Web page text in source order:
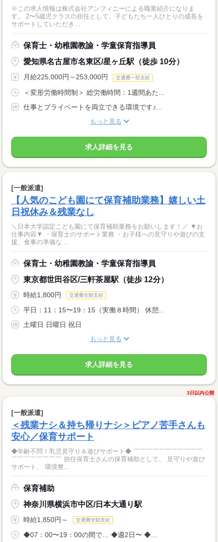
※この求人情報は株式会社アンフィニーによる職業紹介になりま
す。 2〜5歳児クラスの担任として、子どもたち一人ひとりの成長を
サポートしていただき...
保育士・幼稚園教諭・学童保育指導員
愛知県名古屋市名東区/星ヶ丘駅（徒歩 10分）
月給225,000円～253,000円 交通費一部支給
＜変形労働時間制＞ 総労働時間：1週間あた...
仕事とプライベートを両立できる環境です♪...
もっと見る
求人詳細を見る
[一般派遣]
【人気のこども園にて保育補助業務】嬉しい土
日祝休み＆残業なし
＼日本大学認定こども園にて保育補助業務をお願いします！／ ▼お
仕事内容▼ ・保育士のサポート業務 ・お子様への見守りや遊びの支
援、食事の準備な...
保育士・幼稚園教諭・学童保育指導員
東京都世田谷区/三軒茶屋駅（徒歩 12分）
時給1,800円 交通費全額支給
平日：11：15〜19：15（実働８時間） 休憩...
土曜日 日曜日 祝日
もっと見る
求人詳細を見る
3日以内公開
[一般派遣]
＜残業ナシ＆持ち帰りナシ＞ピアノ苦手さんも
安心／保育サポート
◆年齢不問！乳児見守り＆遊びサポート◆ ￣￣￣￣￣￣￣￣￣￣￣
￣￣￣￣￣￣￣￣ 担任保育士さんの保育補助として、 見守りや遊び
サポート、 環境整...
保育補助
神奈川県横浜市中区/日本大通り駅
時給1,850円～ 交通費全額支給
◆07：00〜19：00の間で… ◆週2日〜 ◆...